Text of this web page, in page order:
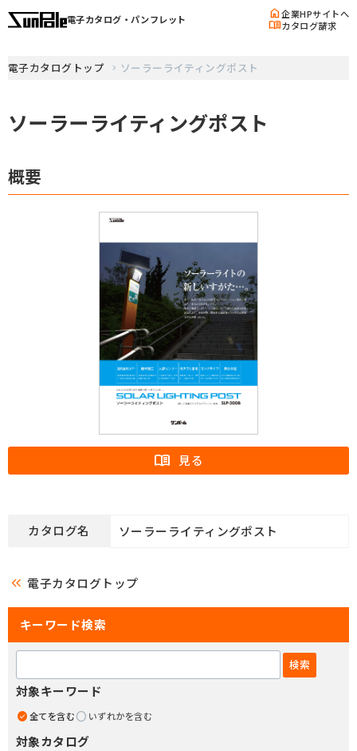
電子カタログ・パンフレット home企業HPサイトへ
menu_bookカタログ請求
電子カタログトップ ソーラーライティングポスト
ソーラーライティングポスト
概要
カタログ名 ソーラーライティングポスト
keyboard_double_arrow_left 電子カタログトップ
キーワード検索
対象キーワード
全てを含む いずれかを含む
対象カタログ